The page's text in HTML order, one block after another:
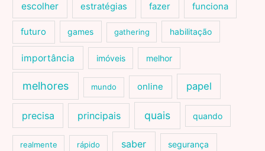
escolher estratégias fazer funciona
futuro games gathering habilitação
importância imóveis melhor
melhores mundo online papel
precisa principais quais quando
realmente rápido saber segurança